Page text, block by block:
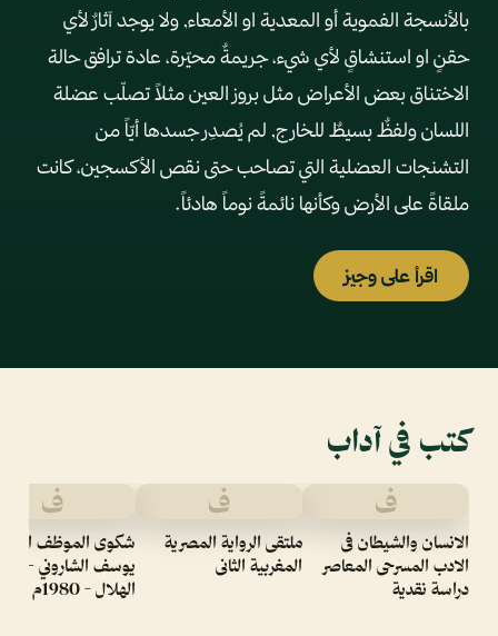
بالأنسجة الفموية أو المعدية او الأمعاء, ولا يوجد آثارٌ لأي
حقنٍ او استنشاقٍ لأي شيء، جريمةٌ محيّرة، عادة ترافق حالة
الاختناق بعض الأعراض مثل بروز العين مثلاً تصلّب عضلة
اللسان ولفظٌ بسيطٌ للخارج, لم يُصدِر جسدها أيّاً من
التشنجات العضلية التي تصاحب حتى نقص الأكسجين، كانت
ملقاةً على الأرض وكأنها نائمةً نوماً هادئاً.
اقرأ على وجيز
كتب في آداب
ف
الانسان والشيطان فى
الادب المسرحى المعاصر
دراسة نقدية
ف
ملتقى الرواية المصرية
المغربية الثانى
ف
شكوى الموظف
يوسف الشاروني -
الهلال - 1980م